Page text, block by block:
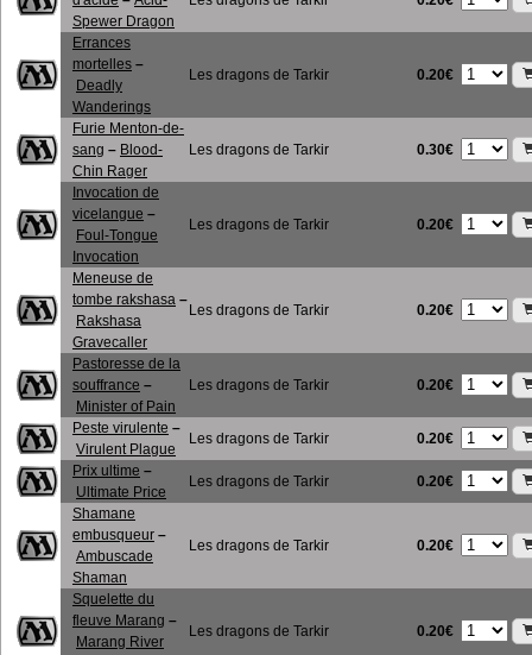
Spewer Dragon
Errances
mortelles –
Deadly
Wanderings
Les dragons de Tarkir 0.20€
Furie Menton-de-
sang – Blood-
Chin Rager
Les dragons de Tarkir 0.30€
Invocation de
vicelangue –
Foul-Tongue
Invocation
Les dragons de Tarkir 0.20€
Meneuse de
tombe rakshasa –
Rakshasa
Gravecaller
Les dragons de Tarkir 0.20€
Pastoresse de la
souffrance –
Minister of Pain
Les dragons de Tarkir 0.20€
Peste virulente –
Virulent Plague
Les dragons de Tarkir 0.20€
Prix ultime –
Ultimate Price
Les dragons de Tarkir 0.20€
Shamane
embusqueur –
Ambuscade
Shaman
Les dragons de Tarkir 0.20€
Squelette du
fleuve Marang –
Marang River
Les dragons de Tarkir 0.20€